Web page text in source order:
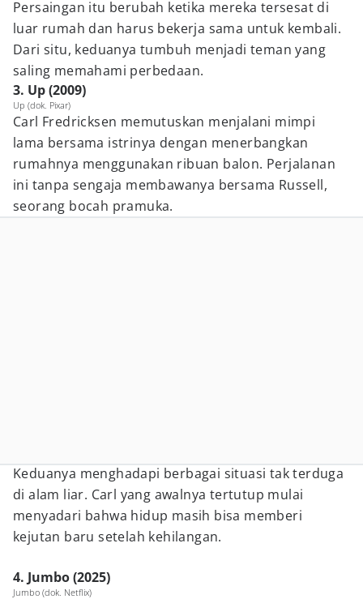
Persaingan itu berubah ketika mereka tersesat di
luar rumah dan harus bekerja sama untuk kembali.
Dari situ, keduanya tumbuh menjadi teman yang
saling memahami perbedaan.
3. Up (2009)
Up (dok. Pixar)
Carl Fredricksen memutuskan menjalani mimpi
lama bersama istrinya dengan menerbangkan
rumahnya menggunakan ribuan balon. Perjalanan
ini tanpa sengaja membawanya bersama Russell,
seorang bocah pramuka.
Keduanya menghadapi berbagai situasi tak terduga
di alam liar. Carl yang awalnya tertutup mulai
menyadari bahwa hidup masih bisa memberi
kejutan baru setelah kehilangan.
4. Jumbo (2025)
Jumbo (dok. Netflix)